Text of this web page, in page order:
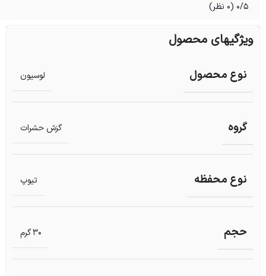
0/5 (0 نظر)
ویژگیهای محصول
نوع محصول لوسیون
گروه گزش حشرات
نوع محفظه تیوپ
حجم 30 گرم